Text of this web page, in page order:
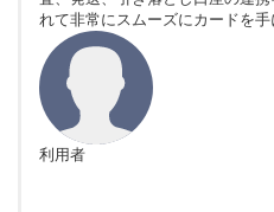
れて非常にスムーズにカードを手
利用者